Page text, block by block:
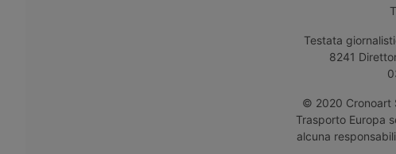
Testata
8241
© 2020 Cronoart
Trasporto Europa
alcuna